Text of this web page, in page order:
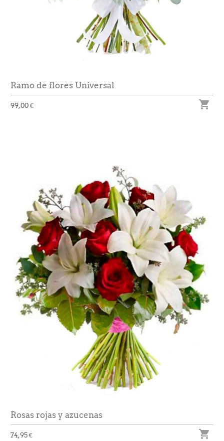
Ramo de flores Universal
99,00 € 
Rosas rojas y azucenas
74,95 € 